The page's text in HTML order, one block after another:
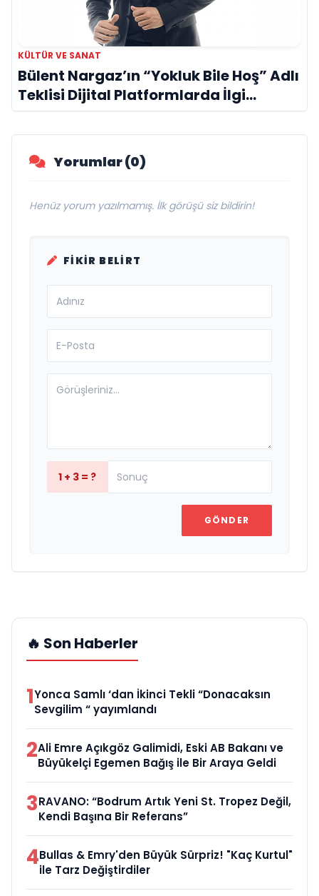
KÜLTÜR VE SANAT
Bülent Nargaz’ın “Yokluk Bile Hoş” Adlı
Teklisi Dijital Platformlarda İlgi
Görmeye Devam Ediyor
Yorumlar (0)
Henüz yorum yazılmamış. İlk görüşü siz bildirin!
FIKIR BELIRT
1 + 3 = ?
GÖNDER
🔥 Son Haberler
1Yonca Samlı ‘dan İkinci Tekli “Donacaksın
Sevgilim “ yayımlandı
2Ali Emre Açıkgöz Galimidi, Eski AB Bakanı ve
Büyükelçi Egemen Bağış ile Bir Araya Geldi
3RAVANO: “Bodrum Artık Yeni St. Tropez Değil,
Kendi Başına Bir Referans”
4Bullas & Emry'den Büyük Sürpriz! "Kaç Kurtul"
ile Tarz Değiştirdiler